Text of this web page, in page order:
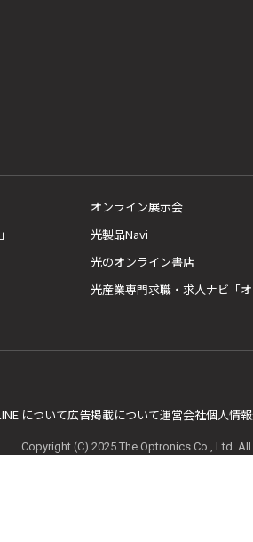
オンライン展示会
光製品Navi
光のオンライン書店
光産業専門求職・求人ナビ「オ
について広告掲載について運営会社個人情報
Copyright (C) 2025 The Optronics Co., Ltd.